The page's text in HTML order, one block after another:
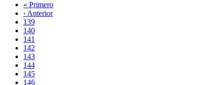
Paginación
Primera
página
« Primero
Página
anterior
‹ Anterior
Page
139
Page
140
Page
141
Page
142
Página
actual
143
Page
144
Page
145
Page
146